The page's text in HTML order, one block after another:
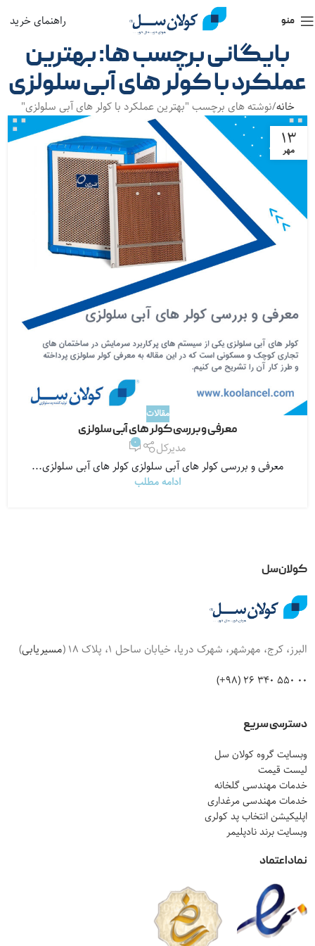
منو راهنمای خرید
بایگانی برچسب ها: بهترین
عملکرد با کولر های آبی سلولزی
خانه نوشته های برچسب "بهترین عملکرد با کولر های آبی سلولزی"
۱۳
مهر
مقالات
معرفی و بررسی کولر های آبی سلولزی
مدیرکل 0
معرفی و بررسی کولر های آبی سلولزی کولر های آبی سلولزی...
ادامه مطلب
کولان‌سل
البرز، کرج، مهرشهر، شهرک دریا، خیابان ساحل 1، پلاک 18 ( مسیریابی)
00 550 340 26 (98+)
دسترسی سریع
وبسایت گروه کولان سل
لیست قیمت
خدمات مهندسی گلخانه
خدمات مهندسی مرغداری
اپلیکیشن انتخاب پد کولری
وبسایت برند نادپلیمر
نماد اعتماد